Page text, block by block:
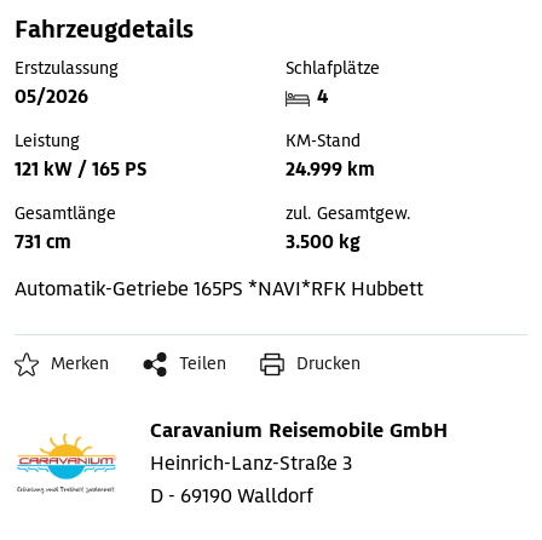
Fahrzeugdetails
Erstzulassung
05/2026
Schlafplätze
4
Leistung
121 kW / 165 PS
KM-Stand
24.999 km
Gesamtlänge
731 cm
zul. Gesamtgew.
3.500 kg
Automatik-Getriebe 165PS *NAVI*RFK Hubbett
Merken Teilen Drucken
Caravanium Reisemobile GmbH
Heinrich-Lanz-Straße 3
D - 69190 Walldorf